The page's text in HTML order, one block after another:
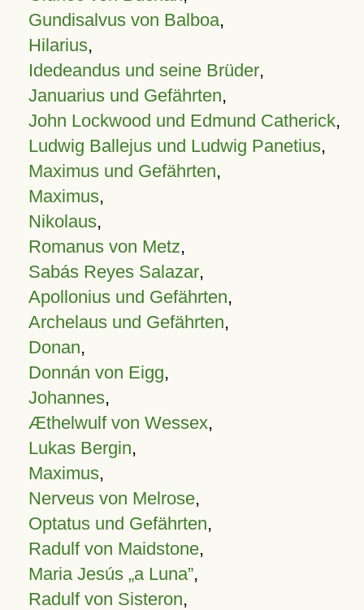
Gundisalvus von Balboa,
Hilarius,
Idedeandus und seine Brüder,
Januarius und Gefährten,
John Lockwood und Edmund Catherick,
Ludwig Ballejus und Ludwig Panetius,
Maximus und Gefährten,
Maximus,
Nikolaus,
Romanus von Metz,
Sabás Reyes Salazar,
Apollonius und Gefährten,
Archelaus und Gefährten,
Donan,
Donnán von Eigg,
Johannes,
Æthelwulf von Wessex,
Lukas Bergin,
Maximus,
Nerveus von Melrose,
Optatus und Gefährten,
Radulf von Maidstone,
Maria Jesús „a Luna”,
Radulf von Sisteron,